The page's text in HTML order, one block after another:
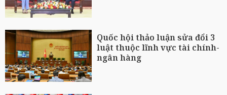
Quốc hội thảo luận sửa đổi 3
luật thuộc lĩnh vực tài chính-
ngân hàng